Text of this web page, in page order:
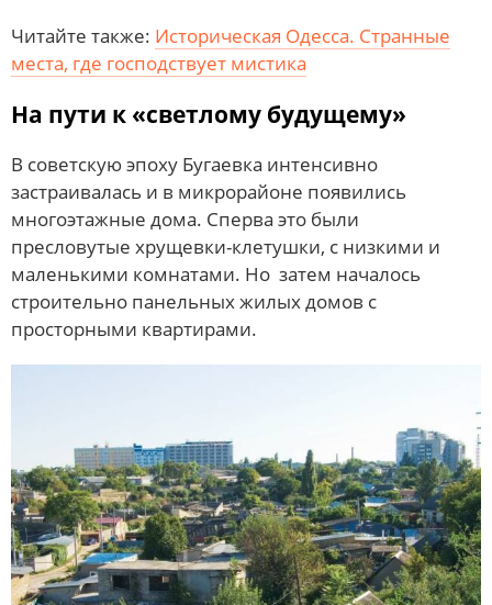
Читайте также: Историческая Одесса. Странные
места, где господствует мистика
На пути к «светлому будущему»
В советскую эпоху Бугаевка интенсивно
застраивалась и в микрорайоне появились
многоэтажные дома. Сперва это были
пресловутые хрущевки-клетушки, с низкими и
маленькими комнатами. Но затем началось
строительно панельных жилых домов с
просторными квартирами.